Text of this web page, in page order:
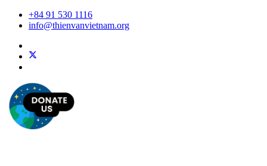
+84 91 530 1116
info@thienvanvietnam.org